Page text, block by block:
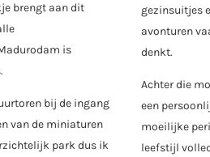
brengt aan dit
is
bij de ingang
van de miniaturen
park dus ik
gezinsuitjes
avonturen
denkt.
Achter die
een
moeilijke
leefstijl